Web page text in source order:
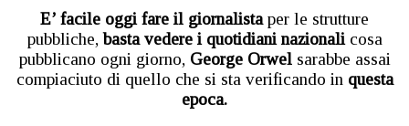
E’ facile oggi fare il giornalista per le strutture
pubbliche,basta vedere i quotidiani nazionali cosa
pubblicano ogni giorno, George Orwel sarabbe assai
compiaciuto di quello che si sta verificando in questa
epoca.